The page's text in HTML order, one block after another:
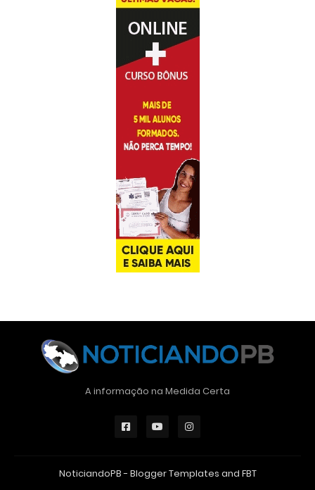
A informação na Medida Certa
NoticiandoPB - Blogger Templates and FBT